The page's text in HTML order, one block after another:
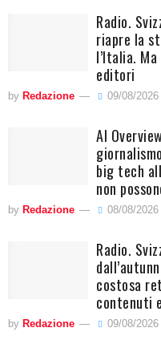
Radio.
riapre la
l’Italia.
editori
by Redazione 09/08/2026
AI
big tech
non
by Redazione 08/08/2026
Radio.
costosa
contenuti
by Redazione 09/08/2026